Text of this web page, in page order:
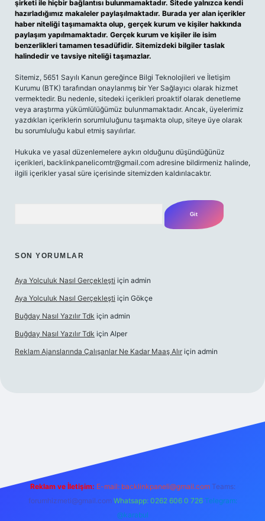
şirketi ile hiçbir bağlantısı bulunmamaktadır. Sitede yalnızca kendi
hazırladığımız makaleler paylaşılmaktadır. Burada yer alan içerikler
haber niteliği taşımamakta olup, gerçek kurum ve kişiler hakkında
paylaşım yapılmamaktadır. Gerçek kurum ve kişiler ile isim
benzerlikleri tamamen tesadüfidir. Sitemizdeki bilgiler taslak
halindedir ve tavsiye niteliği taşımazlar.
Sitemiz, 5651 Sayılı Kanun gereğince Bilgi Teknolojileri ve İletişim
Kurumu (BTK) tarafından onaylanmış bir Yer Sağlayıcı olarak hizmet
vermektedir. Bu nedenle, sitedeki içerikleri proaktif olarak denetleme
veya araştırma yükümlülüğümüz bulunmamaktadır. Ancak, üyelerimiz
yazdıkları içeriklerin sorumluluğunu taşımakta olup, siteye üye olarak
bu sorumluluğu kabul etmiş sayılırlar.
Hukuka ve yasal düzenlemelere aykırı olduğunu düşündüğünüz
içerikleri, backlinkpanelicomtr@gmail.com adresine bildirmeniz halinde,
ilgili içerikler yasal süre içerisinde sitemizden kaldırılacaktır.
SON YORUMLAR
Aya Yolculuk Nasıl Gerçekleşti için admin
Aya Yolculuk Nasıl Gerçekleşti için Gökçe
Buğday Nasıl Yazılır Tdk için admin
Buğday Nasıl Yazılır Tdk için Alper
Reklam Ajanslarında Çalışanlar Ne Kadar Maaş Alır için admin
Reklam ve İletişim: E-mail: backlinkpaneli@gmail.com Teams:
forumhizmeti@gmail.com Whatsapp: 0262 606 0 726 Telegram:
@karabul